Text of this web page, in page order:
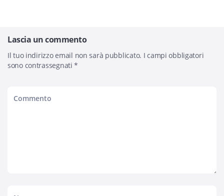
Lascia un commento
Il tuo indirizzo email non sarà pubblicato. I campi obbligatori
sono contrassegnati*